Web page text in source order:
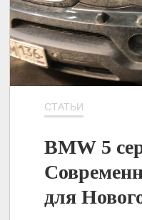
СТАТЬИ
BMW 5
для